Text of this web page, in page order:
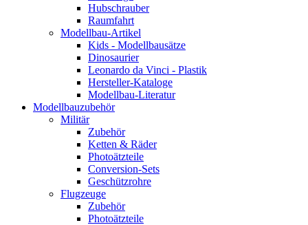
Hubschrauber
Raumfahrt
Modellbau-Artikel
Kids - Modellbausätze
Dinosaurier
Leonardo da Vinci - Plastik
Hersteller-Kataloge
Modellbau-Literatur
Modellbauzubehör
Militär
Zubehör
Ketten & Räder
Photoätzteile
Conversion-Sets
Geschützrohre
Flugzeuge
Zubehör
Photoätzteile